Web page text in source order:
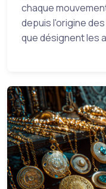
chaque
depuis l'origine
que désignent les